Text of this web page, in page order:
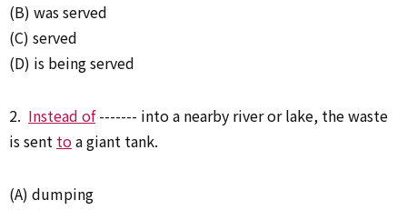
(B) was served
(C) served
(D) is being served
2. Instead of------- into a nearby river or lake, the waste
is sent toa giant tank.
(A) dumping